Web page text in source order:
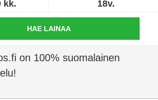
kk. 18v.
HAE LAINAA
on 100% suomalainen